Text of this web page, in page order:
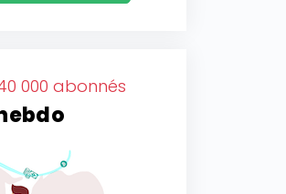
000 abonnés